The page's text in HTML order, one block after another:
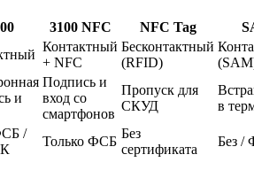
3100 NFC NFC Tag
Контактный
+ NFC
Бесконтактный
(RFID)
и
Подпись и
вход со
смартфонов
Пропуск для
СКУД
в
/
Только ФСБ
Без
сертификата
Без /